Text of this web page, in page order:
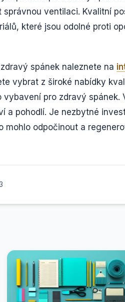
správnou ventilaci. Kvalitní
které jsou odolné proti
spánek naleznete na
vybrat z široké nabídky
vybavení pro zdravý
a pohodlí. Je nezbytné
mohlo odpočinout a